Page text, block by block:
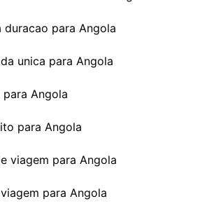
para Angola
unica para Angola
Angola
para Angola
viagem para Angola
para Angola